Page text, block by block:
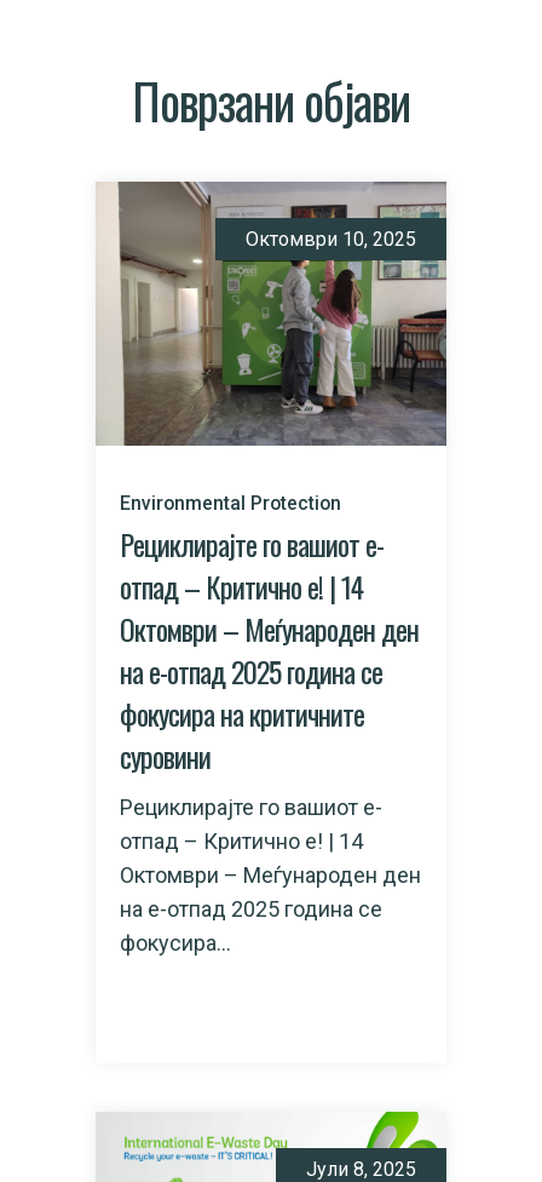
Поврзани објави
Октомври 10, 2025
Environmental Protection
Рециклирајте го вашиот е-
отпад – Критично e! | 14
Октомври – Меѓународен ден
на е-отпад 2025 година се
фокусира на критичните
суровини
Рециклирајте го вашиот е-
отпад – Критично e! | 14
Октомври – Меѓународен ден
на е-отпад 2025 година се
фокусира...
Јули 8, 2025